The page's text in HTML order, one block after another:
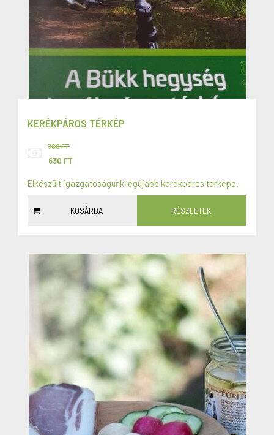
KERÉKPÁROS TÉRKÉP
700 FT
630 FT
Elkészült igazgatóságunk legújabb kerékpáros térképe.
KOSÁRBA RÉSZLETEK